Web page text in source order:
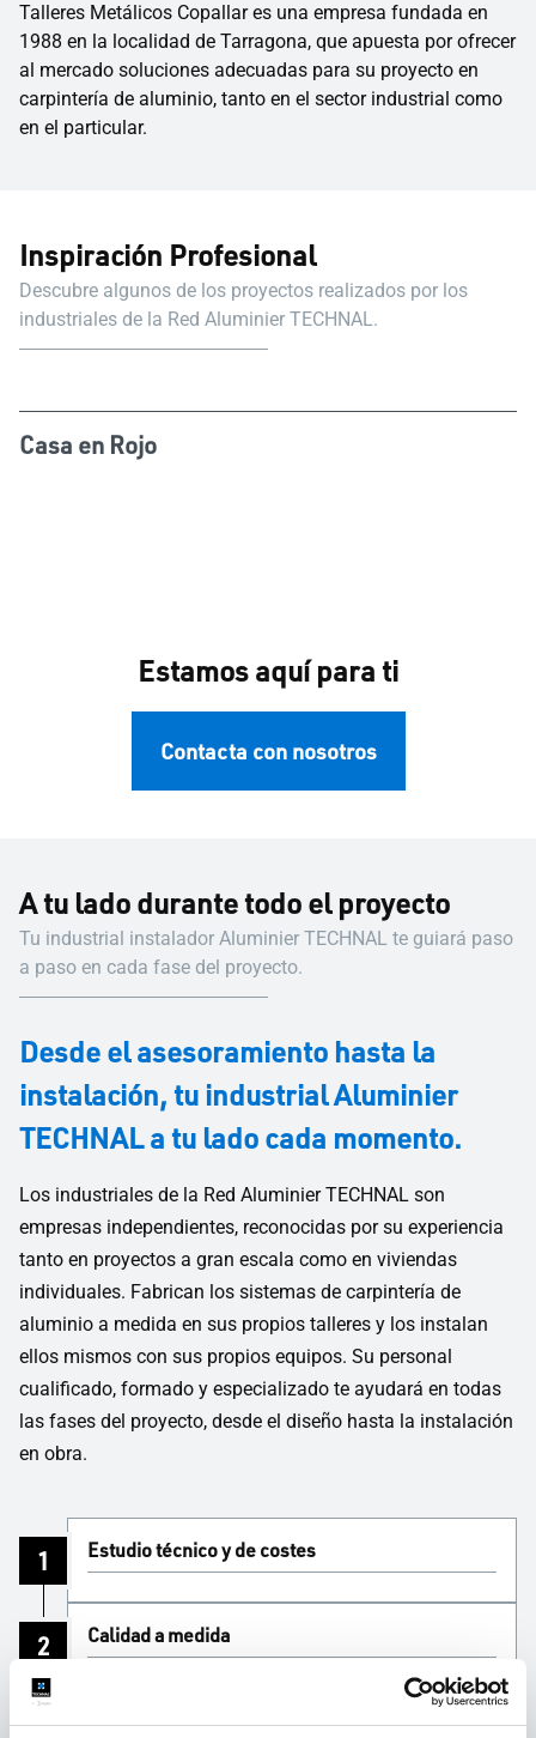
Talleres Metálicos Copallar es una empresa fundada en
1988 en la localidad de Tarragona, que apuesta por ofrecer
al mercado soluciones adecuadas para su proyecto en
carpintería de aluminio, tanto en el sector industrial como
en el particular.
Inspiración Profesional
Descubre algunos de los proyectos realizados por los
industriales de la Red Aluminier TECHNAL.
Casa en Rojo
Estamos aquí para ti
Contacta con nosotros
A tu lado durante todo el proyecto
Tu industrial instalador Aluminier TECHNAL te guiará paso
a paso en cada fase del proyecto.
Desde el asesoramiento hasta la
instalación, tu industrial Aluminier
TECHNAL a tu lado cada momento.
Los industriales de la Red Aluminier TECHNAL son
empresas independientes, reconocidas por su experiencia
tanto en proyectos a gran escala como en viviendas
individuales. Fabrican los sistemas de carpintería de
aluminio a medida en sus propios talleres y los instalan
ellos mismos con sus propios equipos. Su personal
cualificado, formado y especializado te ayudará en todas
las fases del proyecto, desde el diseño hasta la instalación
en obra.
1 Estudio técnico y de costes
2 Calidad a medida
3 Instalación in situ de calidad